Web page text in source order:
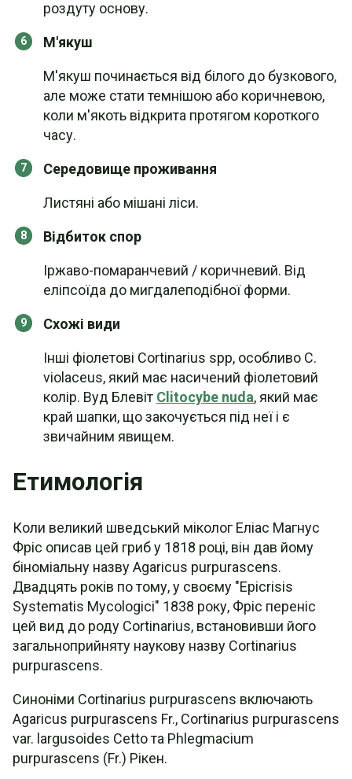
роздуту основу.
М'якуш
М'якуш починається від білого до бузкового,
але може стати темнішою або коричневою,
коли м'якоть відкрита протягом короткого
часу.
Середовище проживання
Листяні або мішані ліси.
Відбиток спор
Іржаво-помаранчевий / коричневий. Від
еліпсоїда до мигдалеподібної форми.
Схожі види
Інші фіолетові Cortinarius spp, особливо C.
violaceus, який має насичений фіолетовий
колір. Вуд Блевіт Clitocybe nuda, який має
край шапки, що закочується під неї і є
звичайним явищем.
Етимологія
Коли великий шведський міколог Еліас Магнус
Фріс описав цей гриб у 1818 році, він дав йому
біноміальну назву Agaricus purpurascens.
Двадцять років по тому, у своєму "Epicrisis
Systematis Mycologici" 1838 року, Фріс переніс
цей вид до роду Cortinarius, встановивши його
загальноприйняту наукову назву Cortinarius
purpurascens.
Синоніми Cortinarius purpurascens включають
Agaricus purpurascens Fr., Cortinarius purpurascens
var. largusoides Cetto та Phlegmacium
purpurascens (Fr.) Рікен.